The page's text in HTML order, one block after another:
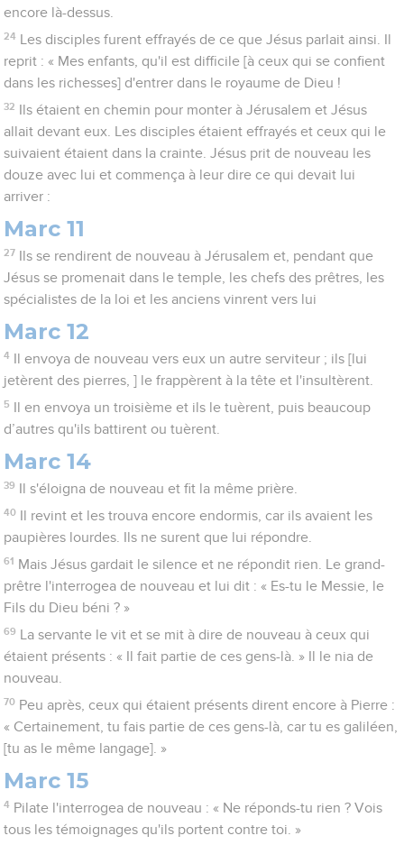
encore là-dessus.
24
Les disciples furent effrayés de ce que Jésus parlait ainsi. Il
reprit : « Mes enfants, qu'il est difficile [à ceux qui se confient
dans les richesses] d'entrer dans le royaume de Dieu !
32
Ils étaient en chemin pour monter à Jérusalem et Jésus
allait devant eux. Les disciples étaient effrayés et ceux qui le
suivaient étaient dans la crainte. Jésus prit de nouveau les
douze avec lui et commença à leur dire ce qui devait lui
arriver :
Marc 11
27
Ils se rendirent de nouveau à Jérusalem et, pendant que
Jésus se promenait dans le temple, les chefs des prêtres, les
spécialistes de la loi et les anciens vinrent vers lui
Marc 12
4
Il envoya de nouveau vers eux un autre serviteur ; ils [lui
jetèrent des pierres, ] le frappèrent à la tête et l'insultèrent.
5
Il en envoya un troisième et ils le tuèrent, puis beaucoup
d’autres qu'ils battirent ou tuèrent.
Marc 14
39 Il s'éloigna de nouveau et fit la même prière.
40
Il revint et les trouva encore endormis, car ils avaient les
paupières lourdes. Ils ne surent que lui répondre.
61 Mais Jésus gardait le silence et ne répondit rien. Le grand-
prêtre l'interrogea de nouveau et lui dit : « Es-tu le Messie, le
Fils du Dieu béni ? »
69
La servante le vit et se mit à dire de nouveau à ceux qui
étaient présents : « Il fait partie de ces gens-là. » Il le nia de
nouveau.
70 Peu après, ceux qui étaient présents dirent encore à Pierre :
« Certainement, tu fais partie de ces gens-là, car tu es galiléen,
[tu as le même langage]. »
Marc 15
4 Pilate l'interrogea de nouveau : « Ne réponds-tu rien ? Vois
tous les témoignages qu'ils portent contre toi. »